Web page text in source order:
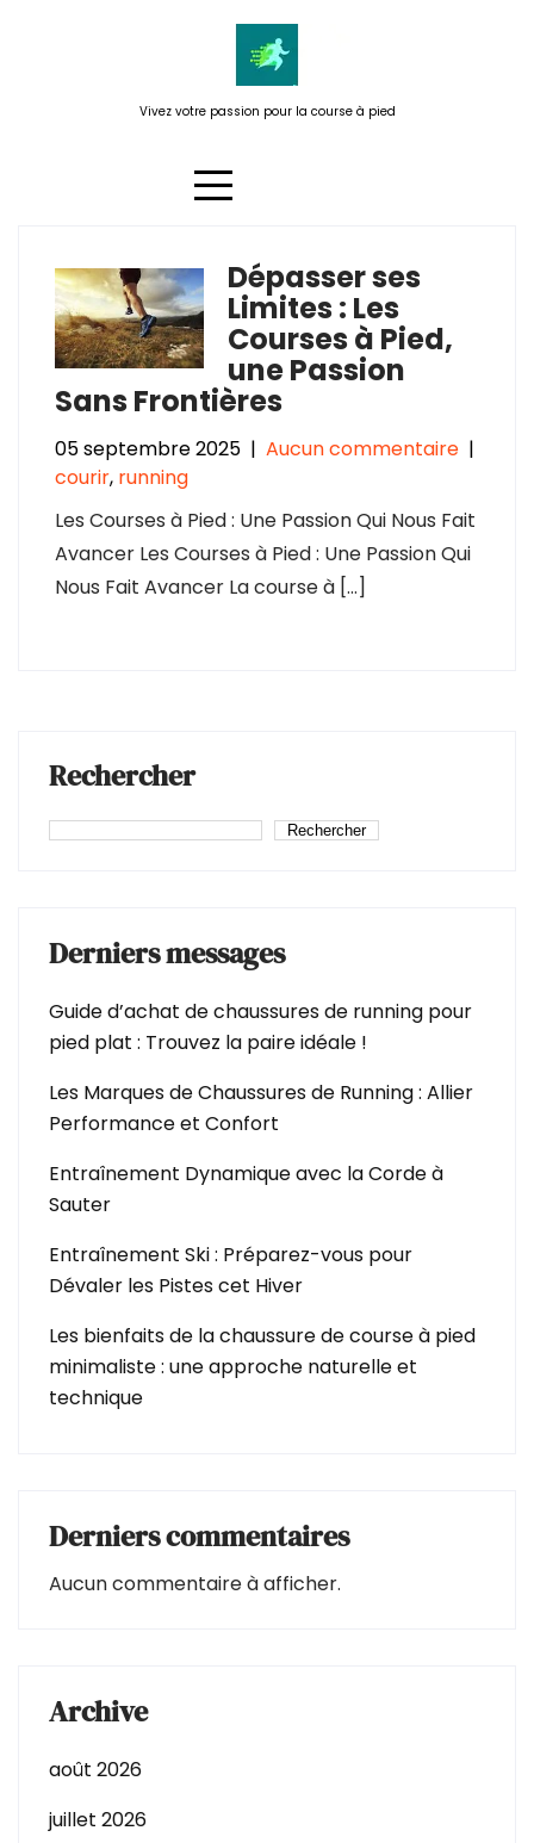
Vivez votre passion pour la course à pied
Étiquette :connecter corps
esprit
Dépasser ses
Limites : Les
Courses à Pied,
une Passion
Sans Frontières
05 septembre 2025 | Aucun commentaire |
courir, running
Les Courses à Pied : Une Passion Qui Nous Fait
Avancer Les Courses à Pied : Une Passion Qui
Nous Fait Avancer La course à […]
Rechercher
Rechercher
Derniers messages
Guide d’achat de chaussures de running pour
pied plat : Trouvez la paire idéale !
Les Marques de Chaussures de Running : Allier
Performance et Confort
Entraînement Dynamique avec la Corde à
Sauter
Entraînement Ski : Préparez-vous pour
Dévaler les Pistes cet Hiver
Les bienfaits de la chaussure de course à pied
minimaliste : une approche naturelle et
technique
Derniers commentaires
Aucun commentaire à afficher.
Archive
août 2026
juillet 2026